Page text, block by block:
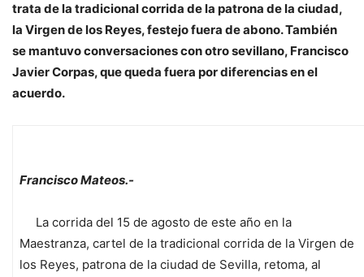
trata de la tradicional corrida de la patrona de la ciudad,
la Virgen de los Reyes, festejo fuera de abono. También
se mantuvo conversaciones con otro sevillano, Francisco
Javier Corpas, que queda fuera por diferencias en el
acuerdo.
Francisco Mateos.-
La corrida del 15 de agosto de este año en la
Maestranza, cartel de la tradicional corrida de la Virgen de
los Reyes, patrona de la ciudad de Sevilla, retoma, al